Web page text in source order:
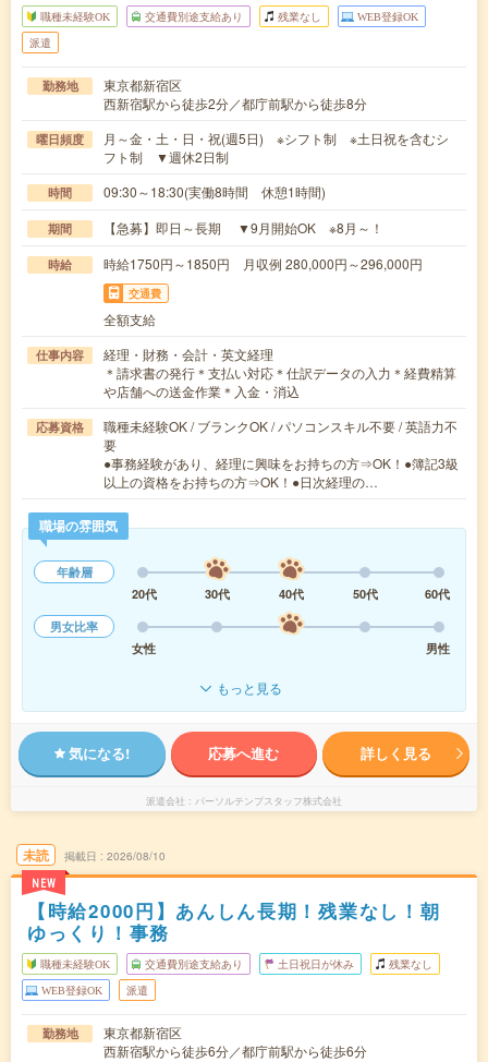
職種未経験OK 交通費別途支給あり 残業なし WEB登録OK
派遣
勤務地
東京都新宿区
西新宿駅から徒歩2分／都庁前駅から徒歩8分
曜日頻度
月～金・土・日・祝(週5日) ※シフト制 ※土日祝を含むシ
フト制 ▼週休2日制
時間 09:30～18:30(実働8時間 休憩1時間)
期間 【急募】即日～長期 ▼9月開始OK ※8月～！
時給 時給1750円～1850円 月収例 280,000円～296,000円
交通費
全額支給
仕事内容
経理・財務・会計・英文経理
＊請求書の発行＊支払い対応＊仕訳データの入力＊経費精算
や店舗への送金作業＊入金・消込
応募資格
職種未経験OK / ブランクOK / パソコンスキル不要 / 英語力不
要
●事務経験があり、経理に興味をお持ちの方⇒OK！●簿記3級
以上の資格をお持ちの方⇒OK！●日次経理の…
職場の雰囲気
年齢層
20代
30代 40代 50代
60代
男女比率
女性
男性
もっと見る
気になる! 応募へ進む 詳しく見る
派遣会社 パーソルテンプスタッフ株式会社
未読
NEW
掲載日 2026/08/10
【時給2000円】あんしん長期！残業なし！朝
ゆっくり！事務
職種未経験OK 交通費別途支給あり 土日祝日が休み 残業なし
WEB登録OK 派遣
勤務地
東京都新宿区
西新宿駅から徒歩6分／都庁前駅から徒歩6分